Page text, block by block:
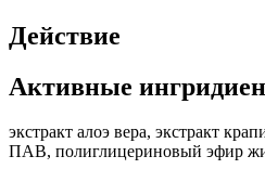
Действие
Активные
экстракт алоэ вера, экстракт
ПАВ, полиглицериновый эфир